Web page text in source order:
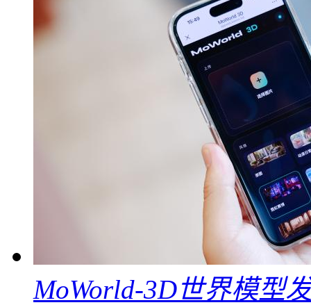
MoWorld-3D世界模型